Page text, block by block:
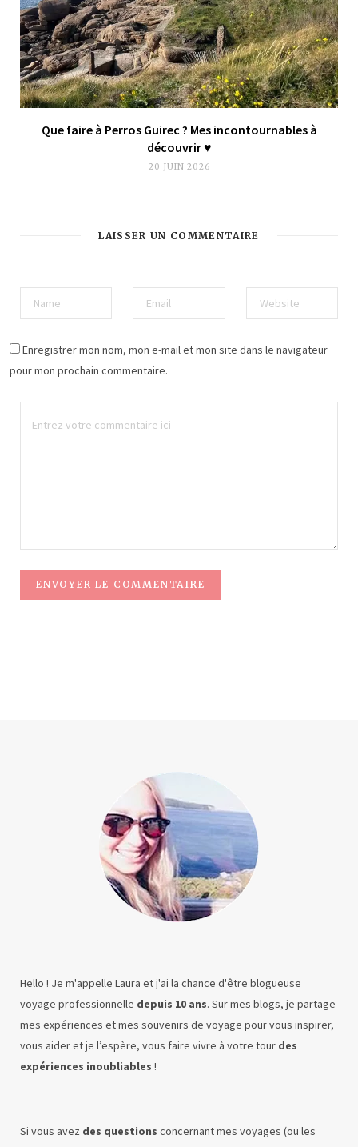
Que faire à Perros Guirec ? Mes incontournables à
découvrir ♥︎
20 JUIN 2026
LAISSER UN COMMENTAIRE
Enregistrer mon nom, mon e-mail et mon site dans le navigateur
pour mon prochain commentaire.
Hello ! Je m'appelle Laura et j'ai la chance d'être blogueuse
voyage professionnelle depuis 10 ans. Sur mes blogs, je partage
mes expériences et mes souvenirs de voyage pour vous inspirer,
vous aider et je l’espère, vous faire vivre à votre tour des
expériences inoubliables !
Si vous avez des questions concernant mes voyages (ou les